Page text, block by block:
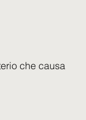
che causa